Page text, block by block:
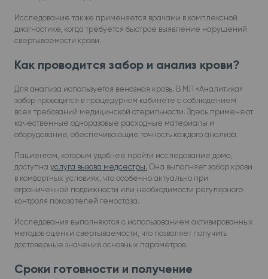
Исследование также применяется врачами в комплексной
диагностике, когда требуется быстрое выявление нарушений
свертываемости крови.
Как проводится забор и анализ крови?
Для анализа используется венозная кровь. В МЛ «Аналитика»
забор проводится в процедурном кабинете с соблюдением
всех требований медицинской стерильности. Здесь применяют
качественные одноразовые расходные материалы и
оборудование, обеспечивающие точность каждого анализа.
Пациентам, которым удобнее пройти исследование дома,
доступна услуга вызова медсестры. Она выполняет забор крови
в комфортных условиях, что особенно актуально при
ограниченной подвижности или необходимости регулярного
контроля показателей гемостаза.
Исследования выполняются с использованием активированных
методов оценки свертываемости, что позволяет получить
достоверные значения основных параметров.
Сроки готовности и получение